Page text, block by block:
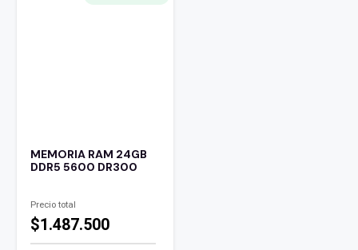
MEMORIA RAM 24GB
DDR5 5600 DR300
Precio total
$1.487.500